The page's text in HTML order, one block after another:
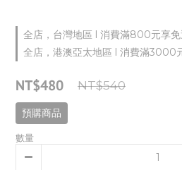
全店，台灣地區 l 消費滿800元享免
全店，港澳亞太地區 l 消費滿3000
NT$480 NT$540
預購商品
數量